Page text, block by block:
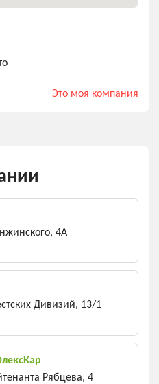
Это моя компания
4A
Дивизий, 13/1
Рябцева, 4